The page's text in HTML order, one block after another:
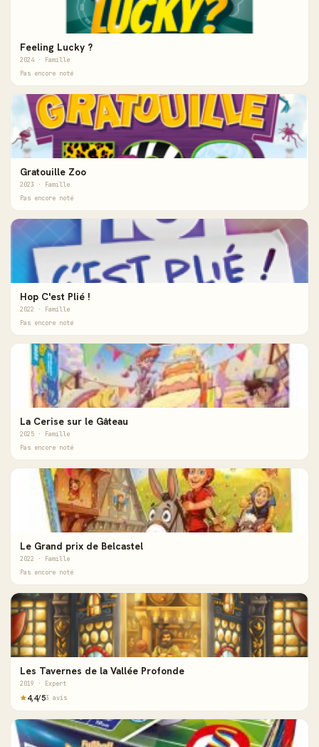
Feeling Lucky ?
2024 · Famille
Pas encore noté
Gratouille Zoo
2023 · Famille
Pas encore noté
Hop C'est Plié !
2022 · Famille
Pas encore noté
La Cerise sur le Gâteau
2025 · Famille
Pas encore noté
Le Grand prix de Belcastel
2022 · Famille
Pas encore noté
Les Tavernes de la Vallée Profonde
2019 · Expert
4,4/53 avis